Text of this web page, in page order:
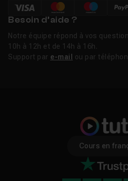
Besoin d’aide ?
Notre équipe répond à vos
10h à 12h et de 14h à 16h.
Support par e-mail ou par
Cours en